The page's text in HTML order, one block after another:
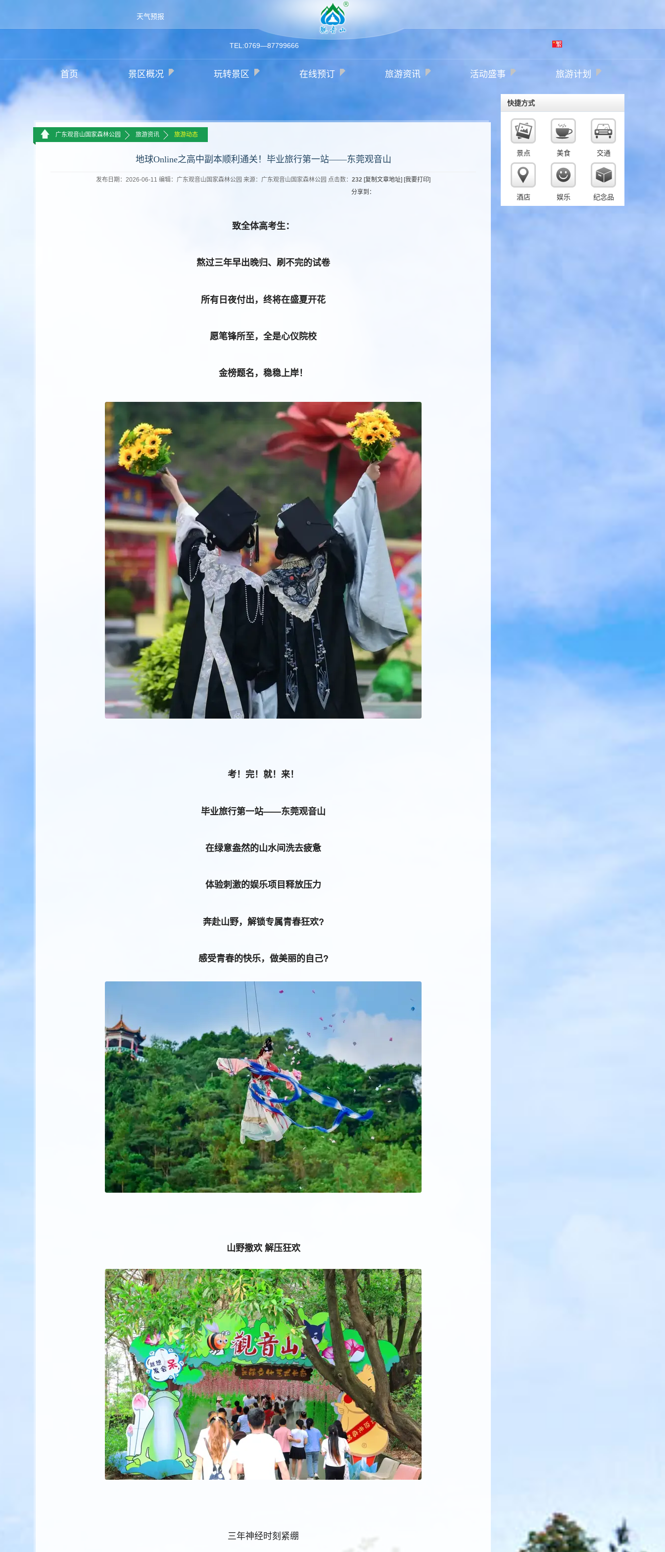
天气预报
繁
体
TEL:0769—87799666
首页 景区概况 玩转景区 在线预订 旅游资讯 活动盛事 旅游计划
广东观音山国家森林公园 >> 旅游资讯 >> 旅游动态
地球Online之高中副本顺利通关！毕业旅行第一站——东莞观音山
发布日期：2026-06-11 编辑：广东观音山国家森林公园 来源：广东观音山国家森林公园 点击数： 232 [复制文章地址] [我要打印]
分享到：
致全体高考生：
熬过三年早出晚归、刷不完的试卷
所有日夜付出，终将在盛夏开花
愿笔锋所至，全是心仪院校
金榜题名，稳稳上岸！
考！完！就！来！
毕业旅行第一站——东莞观音山
在绿意盎然的山水间洗去疲惫
体验刺激的娱乐项目释放压力
奔赴山野，解锁专属青春狂欢?
感受青春的快乐，做美丽的自己?
山野撒欢 解压狂欢
三年神经时刻紧绷
快捷方式
景点 美食 交通
酒店 娱乐 纪念品